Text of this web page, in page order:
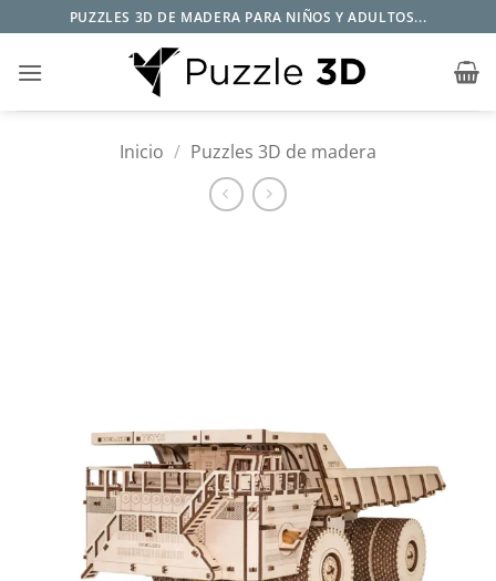
al
contenido
PUZZLES 3D DE MADERA PARA NIÑOS Y ADULTOS...
Inicio / Puzzles 3D de madera